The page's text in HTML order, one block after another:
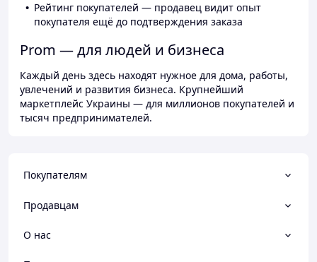
Рейтинг покупателей — продавец видит опыт
покупателя ещё до подтверждения заказа
Prom — для людей и бизнеса
Каждый день здесь находят нужное для дома, работы,
увлечений и развития бизнеса. Крупнейший
маркетплейс Украины — для миллионов покупателей и
тысяч предпринимателей.
Покупателям
Продавцам
О нас